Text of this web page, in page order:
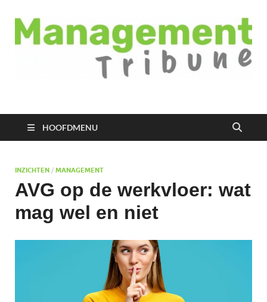
Managementtribune
HOOFDMENU
INZICHTEN / MANAGEMENT
AVG op de werkvloer: wat
mag wel en niet